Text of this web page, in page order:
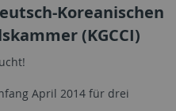
Koreanischen
(KGCCI)
April 2014 für drei